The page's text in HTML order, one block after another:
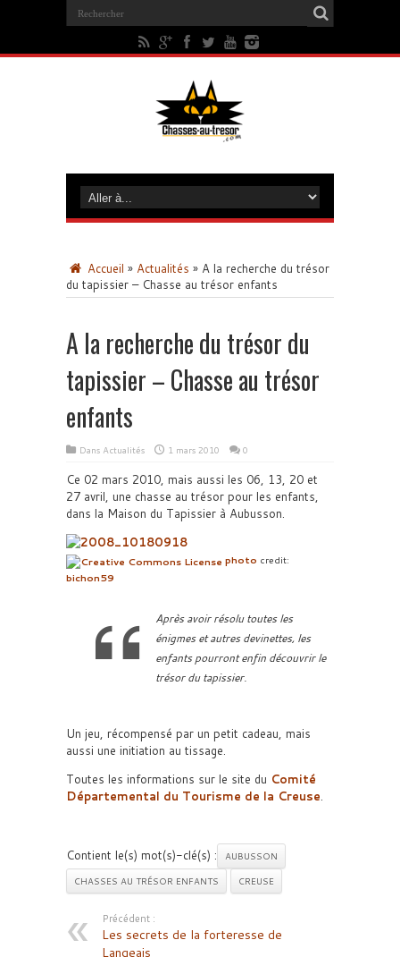
Accueil » Actualités » A la recherche du trésor
du tapissier – Chasse au trésor enfants
A la recherche du trésor du
tapissier – Chasse au trésor
enfants
Dans Actualités 1 mars 2010 0
Ce 02 mars 2010, mais aussi les 06, 13, 20 et
27 avril, une chasse au trésor pour les enfants,
dans la Maison du Tapissier à Aubusson.
photo credit:
bichon59
Après avoir résolu toutes les
énigmes et autres devinettes, les
enfants pourront enfin découvrir le
trésor du tapissier.
Un jeu, récompensé par un petit cadeau, mais
aussi une initiation au tissage.
Toutes les informations sur le site du Comité
Départemental du Tourisme de la Creuse
Contient le(s) mot(s)-clé(s) :
AUBUSSON
CHASSES AU TRÉSOR ENFANTS
CREUSE
Précédent :
Les secrets de la forteresse de
Langeais